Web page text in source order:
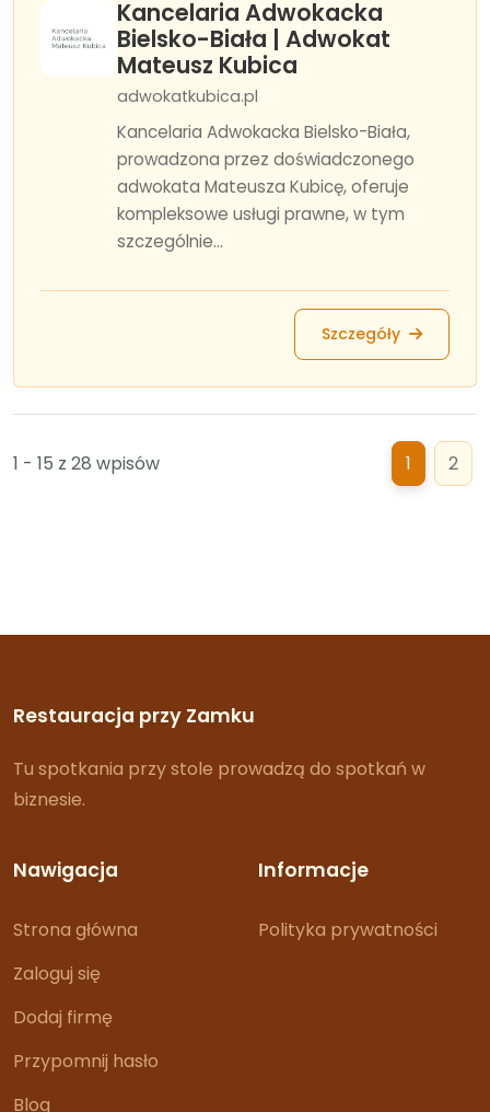
Kancelaria Adwokacka
Bielsko-Biała | Adwokat
Mateusz Kubica
adwokatkubica.pl
Kancelaria Adwokacka Bielsko-Biała,
prowadzona przez doświadczonego
adwokata Mateusza Kubicę, oferuje
kompleksowe usługi prawne, w tym
szczególnie...
Szczegóły
1 - 15 z 28 wpisów 1 2
Restauracja przy Zamku
Tu spotkania przy stole prowadzą do spotkań w
biznesie.
Nawigacja
Strona główna
Zaloguj się
Dodaj firmę
Przypomnij hasło
Blog
Informacje
Polityka prywatności